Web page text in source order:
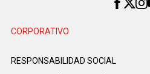
CORPORATIVO
RESPONSABILIDAD SOCIAL